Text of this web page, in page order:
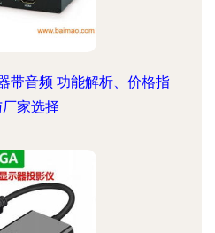
带音频 功能解析、价格指
家选择